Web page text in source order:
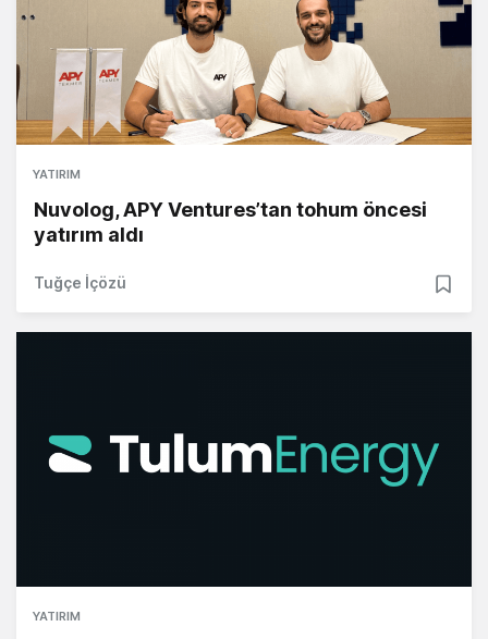
YATIRIM
Nuvolog, APY Ventures’tan tohum öncesi
yatırım aldı
Tuğçe İçözü
YATIRIM